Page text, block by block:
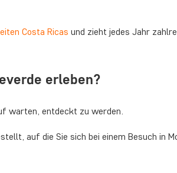
Costa Ricas und zieht jedes Jahr
erleben?
warten, entdeckt zu werden.
auf die Sie sich bei einem Besuch in